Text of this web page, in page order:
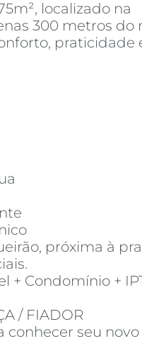
localizado na
300 metros do
praticidade
próxima à
+ Condomínio +
/ FIADOR
conhecer seu novo